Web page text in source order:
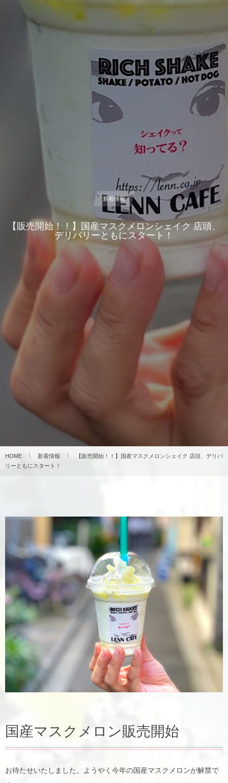
新着情報
【販売開始！！】国産マスクメロンシェイク 店頭、
デリバリーともにスタート！
HOME 新着情報
【販売開始！！】国産マスクメロンシェイク 店頭、デリバ
リーともにスタート！
国産マスクメロン販売開始
お待たせいたしました。ようやく今年の国産マスクメロンが解禁で